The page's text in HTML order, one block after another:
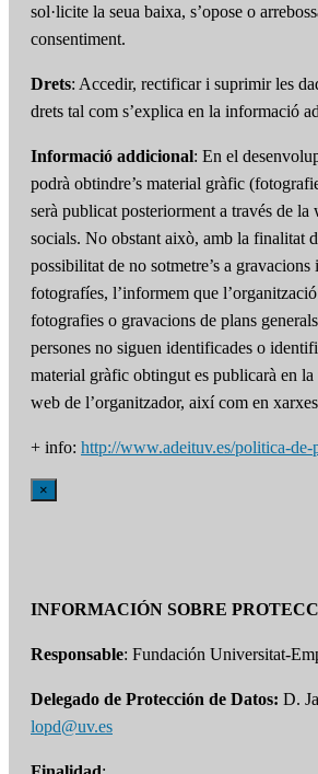
sol·licite la seua baixa, s’opose o
consentiment.
Drets: Accedir, rectificar i suprimir les
drets tal com s’explica en la informació
Informació addicional: En el
podrà obtindre’s material gràfic
serà publicat posteriorment a través de la
socials. No obstant això, amb la finalitat
possibilitat de no sotmetre’s a gravacions
fotografíes, l’informem que
fotografies o gravacions de plans
persones no siguen identificades o
material gràfic obtingut es publicarà en
web de l’organitzador, així com en
+ info: http://www.adeituv.es/politica-de-
×
INFORMACIÓN SOBRE
Responsable: Fundación Universitat-
Delegado de Protección de Datos: D.
lopd@uv.es